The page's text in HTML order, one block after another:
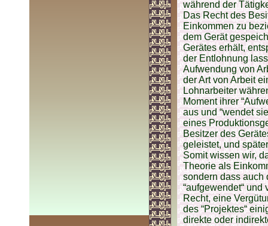
während der
Das Recht des
Einkommen zu
dem Gerät
Gerätes erhält,
der Entlohnung
Aufwendung von
der Art von Arbeit
Lohnarbeiter
Moment ihrer
aus und “wendet
eines
Besitzer des
geleistet, und
Somit wissen wir,
Theorie als
sondern dass auch
“aufgewendet“
Recht, eine
des “Projektes“
direkte oder